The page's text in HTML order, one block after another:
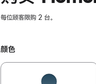
每位顾客限购 2 台。
颜色